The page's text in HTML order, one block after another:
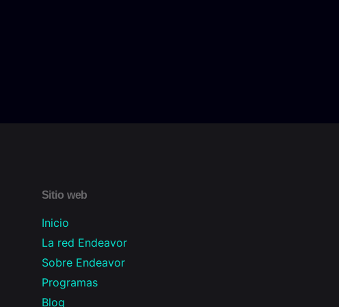
Sitio web
Inicio
La red Endeavor
Sobre Endeavor
Programas
Blog